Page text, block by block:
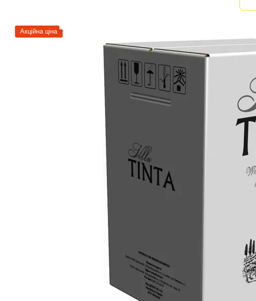
Акційна ціна